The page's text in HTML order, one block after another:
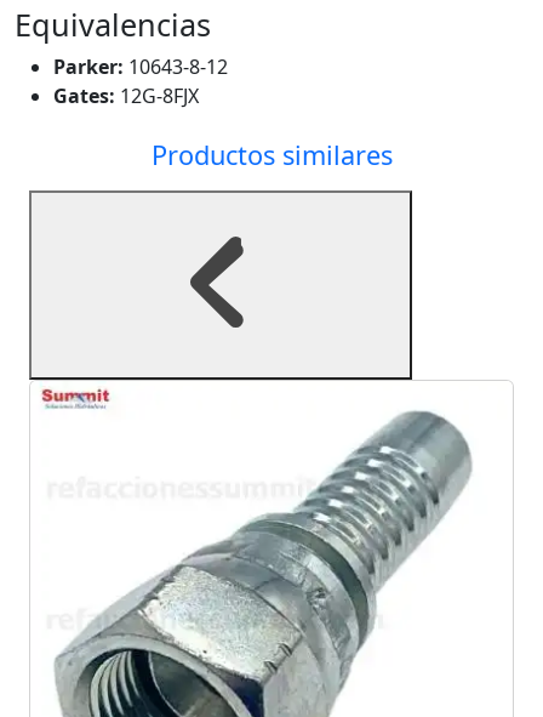
Equivalencias
Parker: 10643-8-12
Gates: 12G-8FJX
Productos similares